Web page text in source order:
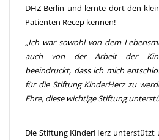
DHZ Berlin und lernte dort den
Patienten Recep kennen!
„Ich war sowohl von dem
auch von der Arbeit der
beeindruckt, dass ich mich
für die Stiftung KinderHerz zu
Ehre, diese wichtige Stiftung
Die Stiftung KinderHerz unterstützt